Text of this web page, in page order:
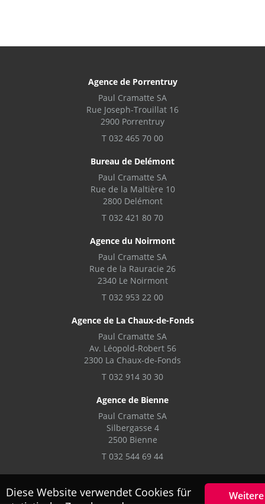
Agence de Porrentruy
Paul Cramatte SA
Rue Joseph-Trouillat 16
2900 Porrentruy
T 032 465 70 00
Bureau de Delémont
Paul Cramatte SA
Rue de la Maltière 10
2800 Delémont
T 032 421 80 70
Agence du Noirmont
Paul Cramatte SA
Rue de la Rauracie 26
2340 Le Noirmont
T 032 953 22 00
Agence de La Chaux-de-Fonds
Paul Cramatte SA
Av. Léopold-Robert 56
2300 La Chaux-de-Fonds
T 032 914 30 30
Agence de Bienne
Paul Cramatte SA
Silbergasse 4
2500 Bienne
T 032 544 69 44
Diese Website verwendet Cookies für
Weitere